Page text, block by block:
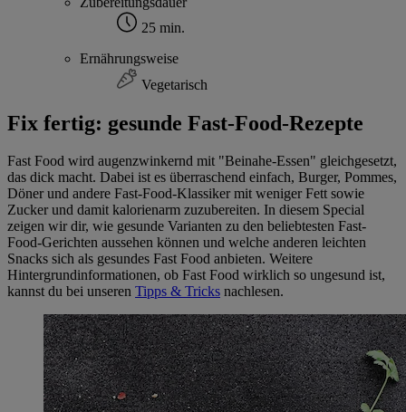
25 min.
Ernährungsweise
Vegetarisch
Fix fertig: gesunde Fast-Food-Rezepte
Fast Food wird augenzwinkernd mit "Beinahe-Essen" gleichgesetzt,
das dick macht. Dabei ist es überraschend einfach, Burger, Pommes,
Döner und andere Fast-Food-Klassiker mit weniger Fett sowie
Zucker und damit kalorienarm zuzubereiten. In diesem Special
zeigen wir dir, wie gesunde Varianten zu den beliebtesten Fast-
Food-Gerichten aussehen können und welche anderen leichten
Snacks sich als gesundes Fast Food anbieten. Weitere
Hintergrundinformationen, ob Fast Food wirklich so ungesund ist,
kannst du bei unseren Tipps & Tricks nachlesen.